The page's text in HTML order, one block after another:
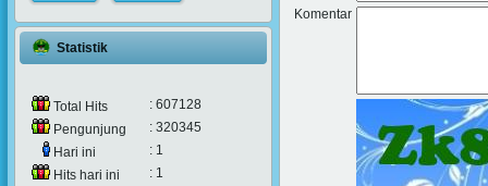
Statistik
Total Hits
: 607128
Pengunjung
: 320345
Hari ini
: 1
Hits hari ini
: 1
Komentar